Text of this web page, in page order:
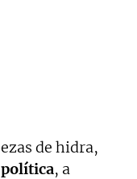
de hidra,
, a